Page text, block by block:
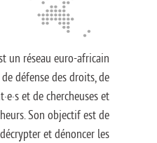
un réseau euro-africain
de défense des droits, de
et de chercheuses et
Son objectif est de
et dénoncer les